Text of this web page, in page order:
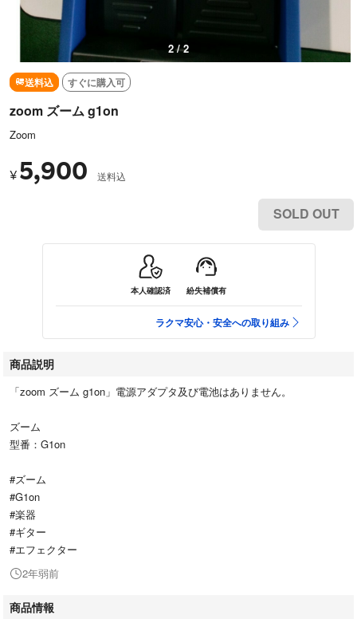
2 / 2
送料込 すぐに購入可
zoom ズーム g1on
Zoom
¥ 5,900 送料込
SOLD OUT
本人確認済 紛失補償有
ラクマ安心・安全への取り組み
商品説明
「zoom ズーム g1on」電源アダプタ及び電池はありません。
ズーム
型番：G1on
#ズーム
#G1on
#楽器
#ギター
#エフェクター
2年弱前
商品情報